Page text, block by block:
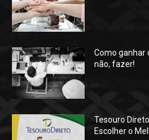
Como ganhar
não, fazer!
Tesouro
Escolher o